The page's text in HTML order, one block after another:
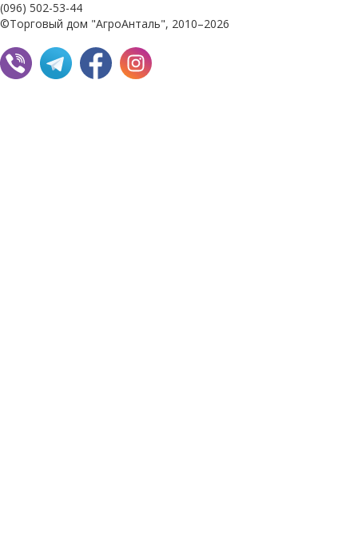
(096) 502-53-44
©Торговый дом "АгроАнталь", 2010–2026